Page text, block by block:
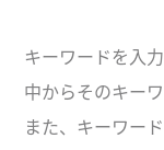
キーワードを入
中からそのキー
また、キーワー